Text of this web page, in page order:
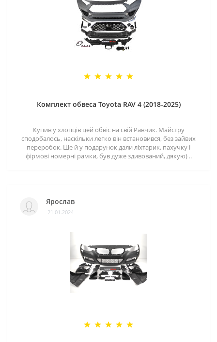
Комплект обвеса Toyota RAV 4 (2018-2025)
Купив у хлопців цей обвіс на свій Равчик. Майстру
сподобалось, наскільки легко він встановився, без зайвих
переробок. Ще й у подарунок дали ліхтарик, пахучку і
фірмові номерні рамки, був дуже здивований, дякую) ..
Ярослав
21.01.2024